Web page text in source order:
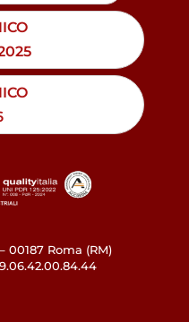
00187 Roma (RM)